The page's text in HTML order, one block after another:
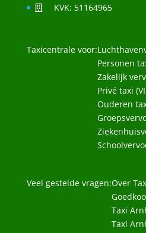
KVK: 51164965
Taxicentrale voor:
Personen
Zakelijk
Privé taxi
Ouderen
Veel gestelde vragen:Over
Taxi
Taxi